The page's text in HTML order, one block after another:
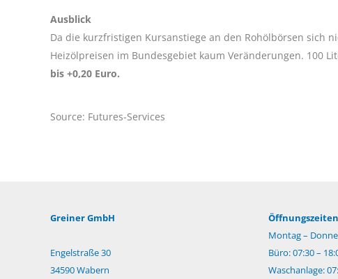
Ausblick
Da die kurzfristigen Kursanstiege an den Rohölbörsen sich
Heizölpreisen im Bundesgebiet kaum Veränderungen. 100
bis +0,20 Euro.
Source: Futures-Services
Greiner GmbH
Engelstraße 30
34590 Wabern
Montag –
Büro: 07:30 –
Waschanlage: